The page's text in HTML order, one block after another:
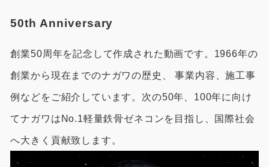
50th Anniversary
創業50周年を記念して作成された動画です。1966年の
創業から現在までのナガワの歴史、 事業内容、施工事
例などをご紹介しています。次の50年、100年に向け
てナガワはNo.1軽量鉄骨ゼネコンを目指し、国際社会
へ大きく貢献致します。